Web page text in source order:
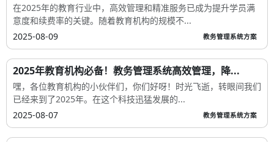
在2025年的教育行业中，高效管理和精准服务已成为提升学员满
意度和续费率的关键。随着教育机构的规模不...
2025-08-09
教务管理系统方案
2025年教育机构必备！教务管理系统高效管理，降...
嘿，各位教育机构的小伙伴们，你们好呀！时光飞逝，转眼间我们
已经来到了2025年。在这个科技迅猛发展的...
2025-08-07
教务管理系统方案